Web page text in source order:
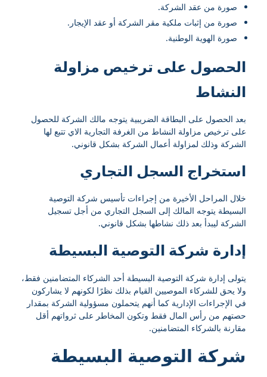
صورة من عقد الشركة.
صورة من إثبات ملكية مقر الشركة أو عقد الإيجار.
صورة الهوية الوطنية.
الحصول على ترخيص مزاولة
النشاط
بعد الحصول على البطاقة الضريبية يتوجه مالك الشركة للحصول
على ترخيص مزاولة النشاط من الغرفة التجارية الاي تتبع لها
الشركة وذلك لمزاولة أعمال الشركة بشكل قانوني.
استخراج السجل التجاري
خلال المراحل الأخيرة من إجراءات تأسيس شركة التوصية
البسيطة يتوجه المالك إلى السجل التجاري من أجل تسجيل
الشركة ليبدأ بعد ذلك نشاطها بشكل قانوني.
إدارة شركة التوصية البسيطة
يتولى إدارة شركة التوصية البسيطة أحد الشركاء المتضامنين فقط،
ولا يحق للشركاء الموصيين القيام بذلك نظرًا لكونهم لا يشاركون
في الإجراءات الإدارية كما أنهم يتحملون مسؤولية الشركة بمقدار
حصتهم من رأس المال فقط وتكون المخاطر على ثرواتهم أقل
مقارنة بالشركاء المتضامنين.
شركة التوصية البسيطة